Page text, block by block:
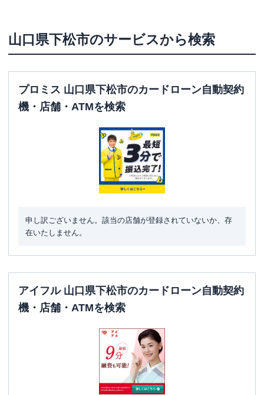
日祝：09:00-21:00
ATM営業時間
土曜：-
日祝 ：-
ATM ✕
〇
山口県下松市望町１－１６９３－１
レイク 下松末武（自動契約コーナー）
営業時間
土曜：9:00-21:00
日祝：-
ATM ✕
山口県下松市望町1丁目1693番6号
山口県下松市のサービスから検索
プロミス 山口県下松市のカードローン自動契約
機・店舗・ATMを検索
申し訳ございません。該当の店舗が登録されていないか、存
在いたしません。
アイフル 山口県下松市のカードローン自動契約
機・店舗・ATMを検索